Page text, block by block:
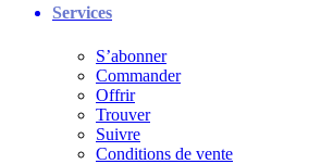
Services
S’abonner
Commander
Offrir
Trouver
Suivre
Conditions de vente